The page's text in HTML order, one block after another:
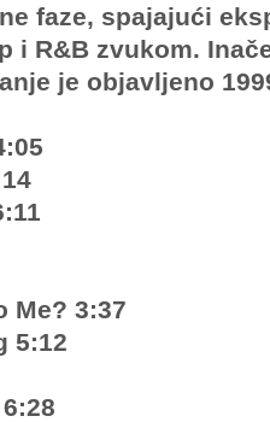
faze, spajajući
i R&B zvukom.
je objavljeno
Me? 3:37
5:12